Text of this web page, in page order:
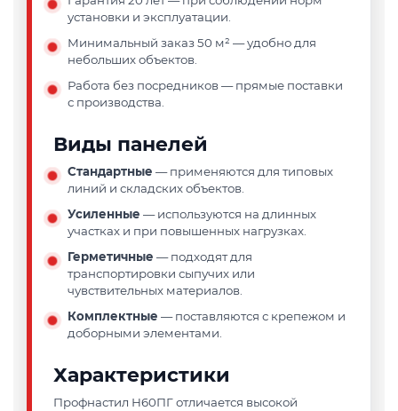
установки и эксплуатации.
Минимальный заказ 50 м² — удобно для
небольших объектов.
Работа без посредников— прямые поставки
с производства.
Виды панелей
Стандартные — применяются для типовых
линий и складских объектов.
Усиленные — используются на длинных
участках и при повышенных нагрузках.
Герметичные — подходят для
транспортировки сыпучих или
чувствительных материалов.
Комплектные — поставляются с крепежом и
доборными элементами.
Характеристики
Профнастил Н60ПГ отличается высокой